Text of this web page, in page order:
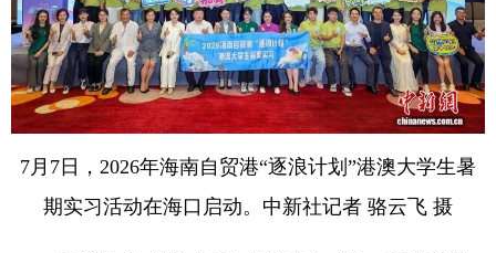
7月7日，2026年海南自贸港“逐浪计划”港澳大学生暑
期实习活动在海口启动。中新社记者 骆云飞 摄